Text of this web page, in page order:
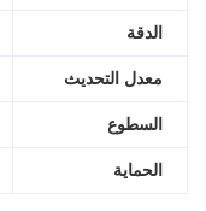
الدقة
معدل التحديث
السطوع
الحماية